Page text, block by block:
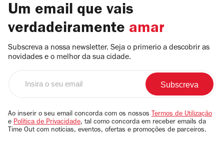
Um email que vais
verdadeiramente amar
Subscreva a nossa newsletter. Seja o primerio a descobrir as
novidades e o melhor da sua cidade.
email
Ao inserir o seu email concorda com os nossos Termos de Utilização
e Política de Privacidade, tal como concorda em receber emails da
Time Out com notícias, eventos, ofertas e promoções de parceiros.